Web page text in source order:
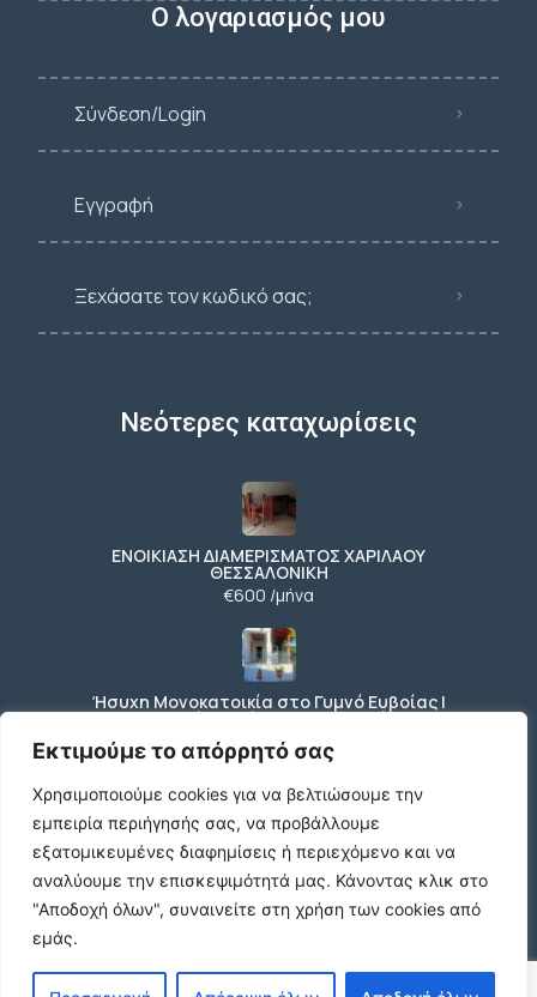
Εκτιμούμε το απόρρητό σας
Χρησιμοποιούμε cookies για να βελτιώσουμε την
εμπειρία περιήγησής σας, να προβάλλουμε
εξατομικευμένες διαφημίσεις ή περιεχόμενο και να
αναλύουμε την επισκεψιμότητά μας. Κάνοντας κλικ στο
"Αποδοχή όλων", συναινείτε στη χρήση των cookies από
εμάς.
Ο λογαριασμός μου
Σύνδεση/Login
Εγγραφή
Ξεχάσατε τον κωδικό σας;
Νεότερες καταχωρίσεις
ΕΝΟΙΚΙΑΣΗ ΔΙΑΜΕΡΙΣΜΑΤΟΣ ΧΑΡΙΛΑΟΥ
ΘΕΣΣΑΛΟΝΙΚΗ
€600 /μήνα
Ήσυχη Μονοκατοικία στο Γυμνό Ευβοίας |
Κοντά σε Θάλασσα & Βουνό
€52 /μήνα
ΕΝΟΙΚΙΑΣΗ ΔΙΑΜΕΡΙΣΜΑΤΟΣ ΧΑΡΙΛΑΟΥ
ΘΕΣΣΑΛΟΝΙΚΗ
€600 /μήνα